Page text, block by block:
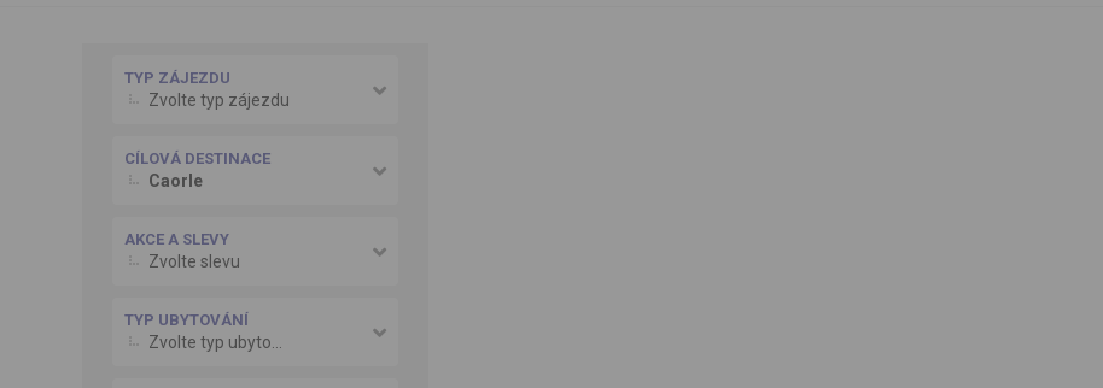
TYP ZÁJEZDU
Zvolte typ zájezdu
CÍLOVÁ DESTINACE
Caorle
AKCE A SLEVY
Zvolte slevu
TYP UBYTOVÁNÍ
Zvolte typ ubytování